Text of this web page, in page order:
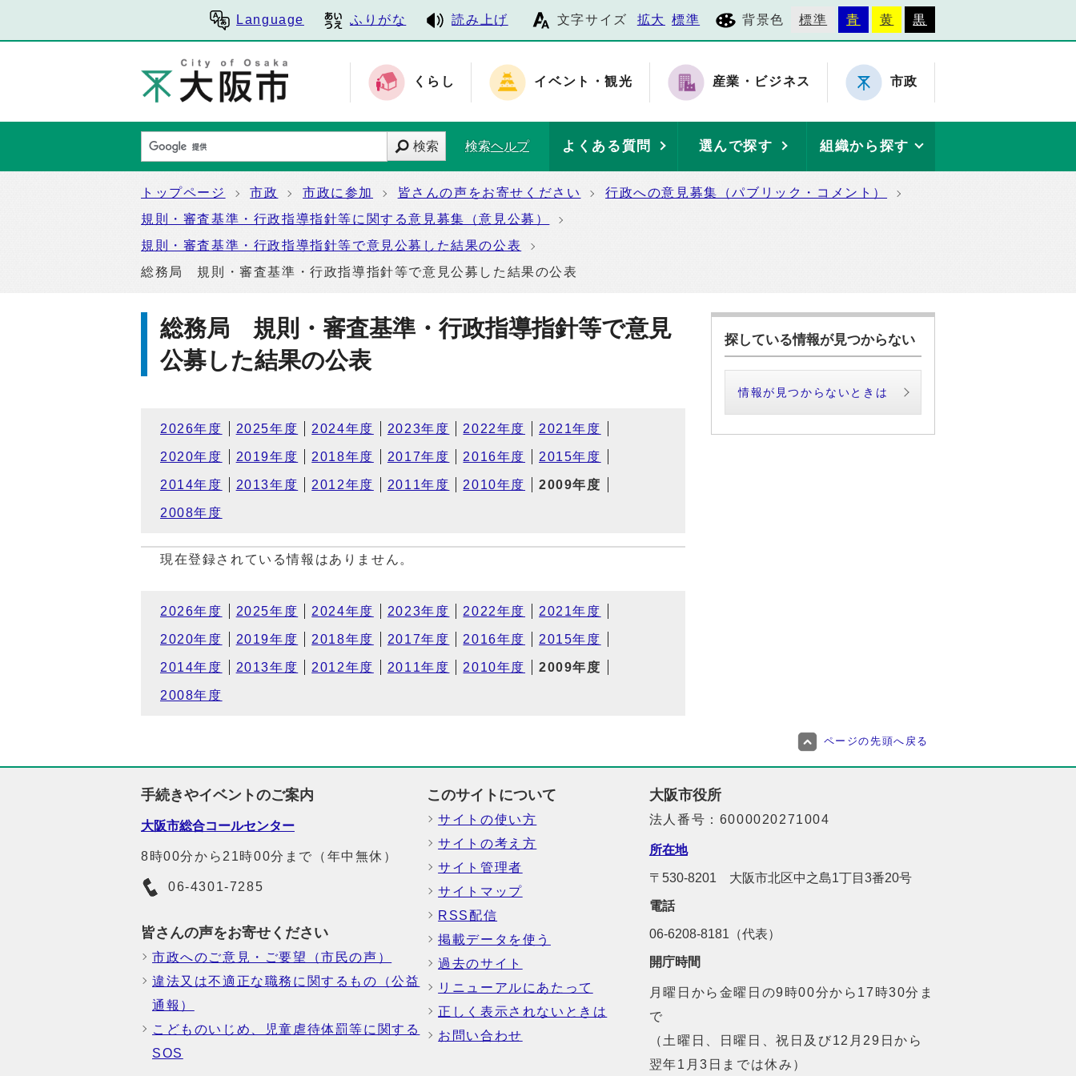
Language ふりがな 読み上げ 文字サイズ 拡大 標準 背景色 標準 青 黄 黒
くらし イベント・観光 産業・ビジネス 市政
検索 検索ヘルプ よくある質問 選んで探す 組織から探す
トップページ 市政 市政に参加 皆さんの声をお寄せください
行政への意見募集（パブリック・コメント）
規則・審査基準・行政指導指針等に関する意見募集（意見公募）
規則・審査基準・行政指導指針等で意見公募した結果の公表
総務局 規則・審査基準・行政指導指針等で意見公募した結果の公表
総務局 規則・審査基準・行政指導指針等で意見
公募した結果の公表
2026年度 2025年度 2024年度 2023年度 2022年度 2021年度
2020年度 2019年度 2018年度 2017年度 2016年度 2015年度
2014年度 2013年度 2012年度 2011年度 2010年度 2009年度
2008年度
現在登録されている情報はありません。
2026年度 2025年度 2024年度 2023年度 2022年度 2021年度
2020年度 2019年度 2018年度 2017年度 2016年度 2015年度
2014年度 2013年度 2012年度 2011年度 2010年度 2009年度
2008年度
探している情報が見つからない
情報が見つからないときは
ページの先頭へ戻る
手続きやイベントのご案内
大阪市総合コールセンター
8時00分から21時00分まで（年中無休）
06-4301-7285
皆さんの声をお寄せください
市政へのご意見・ご要望（市民の声）
違法又は不適正な職務に関するもの（公益
通報）
こどものいじめ、児童虐待体罰等に関する
SOS
このサイトについて
サイトの使い方
サイトの考え方
サイト管理者
サイトマップ
RSS配信
掲載データを使う
過去のサイト
リニューアルにあたって
正しく表示されないときは
お問い合わせ
大阪市役所
法人番号：6000020271004
所在地
〒530-8201 大阪市北区中之島1丁目3番20号
電話
06-6208-8181（代表）
開庁時間
月曜日から金曜日の9時00分から17時30分ま
で
（土曜日、日曜日、祝日及び12月29日から
翌年1月3日までは休み）